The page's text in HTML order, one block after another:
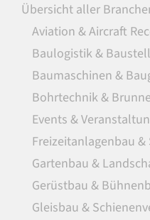
Übersicht aller
Aviation & Aircraft
Baulogistik &
Baumaschinen &
Bohrtechnik &
Events &
Freizeitanlagenbau
Gartenbau &
Gerüstbau &
Gleisbau &